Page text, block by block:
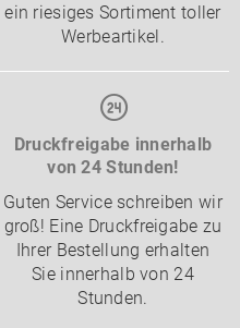
ein riesiges Sortiment toller
Werbeartikel.
Druckfreigabe innerhalb
von 24 Stunden!
Guten Service schreiben wir
groß! Eine Druckfreigabe zu
Ihrer Bestellung erhalten
Sie innerhalb von 24
Stunden.